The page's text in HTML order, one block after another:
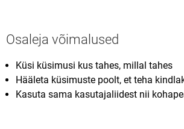
Osaleja võimalused
Küsi küsimusi kus tahes, millal tahes
Hääleta küsimuste poolt, et teha
Kasuta sama kasutajaliidest nii